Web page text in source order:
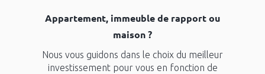
Appartement, immeuble de rapport ou
maison ?
Nous vous guidons dans le choix du meilleur
investissement pour vous en fonction de